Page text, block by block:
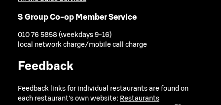
S Group Co-op Member Service
010 76 5858 (weekdays 9-16)
local network charge/mobile call charge
Feedback
Feedback links for individual restaurants are found on
each restaurant's own website: Restaurants